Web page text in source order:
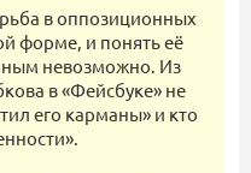
в оппозиционных
форме, и понять её
невозможно. Из
в «Фейсбуке» не
его карманы» и кто